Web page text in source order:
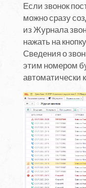
Если звонок
можно сразу
из Журнала
нажать на
Сведения о
этим номером
автоматически